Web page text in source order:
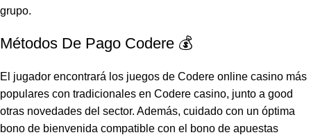
grupo.
Métodos De Pago Codere 💰
El jugador encontrará los juegos de Codere online casino más
populares con tradicionales en Codere casino, junto a good
otras novedades del sector. Además, cuidado con un óptima
bono de bienvenida compatible con el bono de apuestas